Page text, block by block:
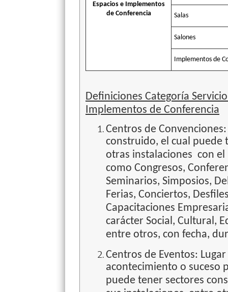
Espacios e Implementos
de Conferencia
Salas
Salones
Implementos de
Definiciones Categoría
Implementos de Conferencia
Centros de
construido, el cual puede
otras instalaciones con
como Congresos,
Seminarios, Simposios,
Ferias, Conciertos,
Capacitaciones
carácter Social, Cultural,
entre otros, con fecha,
Centros de Eventos:
acontecimiento o suceso
puede tener sectores